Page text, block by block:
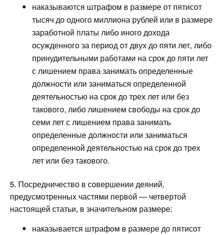
наказываются штрафом в размере от пятисот
тысяч до одного миллиона рублей или в размере
заработной платы либо иного дохода
осужденного за период от двух до пяти лет, либо
принудительными работами на срок до пяти лет
с лишением права занимать определенные
должности или заниматься определенной
деятельностью на срок до трех лет или без
такового, либо лишением свободы на срок до
семи лет с лишением права занимать
определенные должности или заниматься
определенной деятельностью на срок до трех
лет или без такового.
5. Посредничество в совершении деяний,
предусмотренных частями первой — четвертой
настоящей статьи, в значительном размере:
наказывается штрафом в размере до пятисот